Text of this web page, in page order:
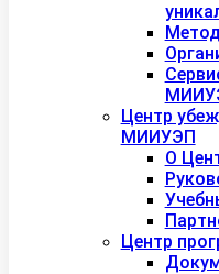
Центр
МИИУЭП
О
Центр